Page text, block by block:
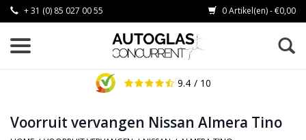
+ 31 (0) 85 027 00 55 0 Artikel(en) - €0,00
9.4 / 10
Voorruit vervangen Nissan Almera Tino